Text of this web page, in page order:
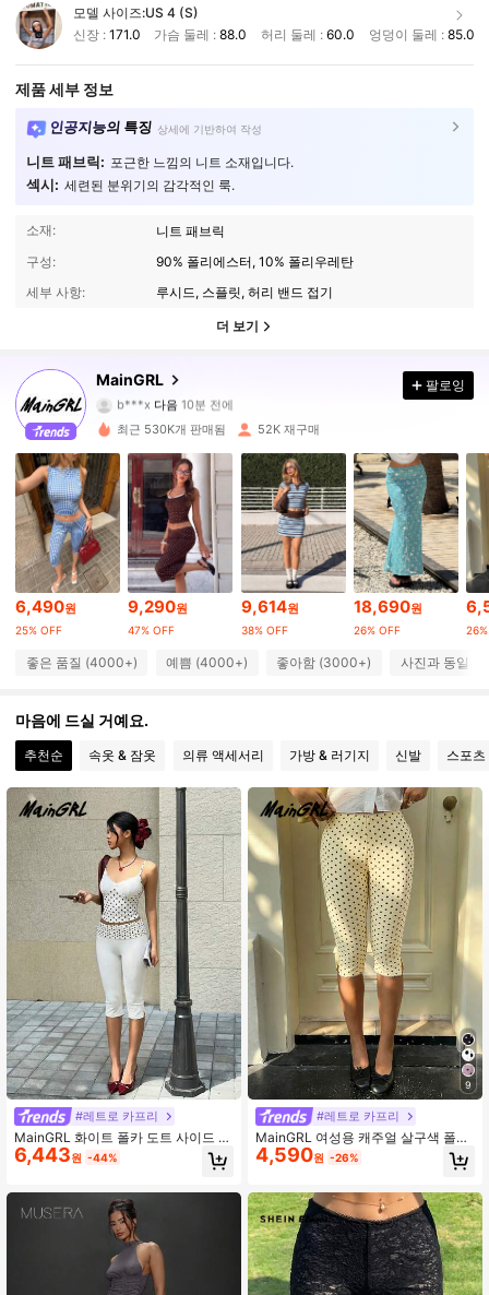
모델 사이즈:US 4 (S)
신장 : 171.0 가슴 둘레 :88.0 허리 둘레 : 60.0 엉덩이 둘레 : 85.0
제품 세부 정보
인공지능의 특징 상세에 기반하여 작성
니트 패브릭: 포근한 느낌의 니트 소재입니다.
섹시: 세련된 분위기의 감각적인 룩.
소재:
니트 패브릭
구성:
90% 폴리에스터, 10% 폴리우레탄
세부 사항:
루시드, 스플릿, 허리 밴드 접기
더 보기
MainGRL
b***x 다음
s***6 가 탐색 중입니다
4.82
58K 팔로워
4.82 58K 팔로워
4.82 58K 팔로워
4.82 58K 팔로워
4.82 58K 팔로워
4.82 58K 팔로워
4.82 58K 팔로워
4.82 58K 팔로워
4.82 58K 팔로워
팔로잉
최근 530K개 판매됨 52K 재구매
6,490원
25% OFF
9,290원
47% OFF
9,614원
38% OFF
18,690원
26% OFF
좋은 품질 (4000+) 예쁨 (4000+) 좋아함 (3000+) 사진과 동일
마음에 드실 거예요.
추천순 속옷 & 잠옷 의류 액세서리 가방 & 러기지 신발 스포
#레트로 카프리
MainGRL 화이트 폴카 도트 사이드 슬
릿 슬림핏 캐주얼 카프리 팬츠, 여성
패셔너블 여름 캐주얼 팬츠
6,443원 -44%
9
#레트로 카프리
MainGRL 여성용 캐주얼 살구색 폴카
도트 카프리 길이 카프리 팬츠
4,590원 -26%